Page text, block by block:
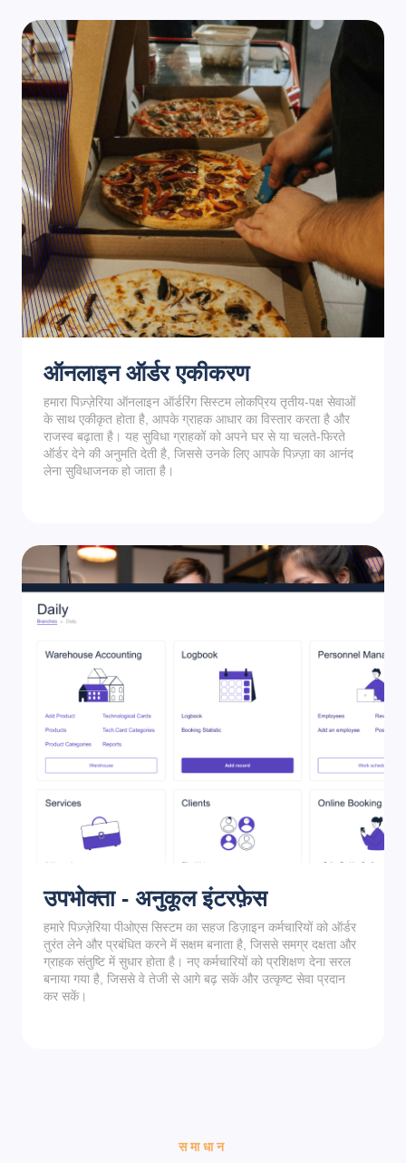
ऑनलाइन ऑर्डर एकीकरण
हमारा पिज़्ज़ेरिया ऑनलाइन ऑर्डरिंग सिस्टम लोकप्रिय तृतीय-पक्ष सेवाओं
के साथ एकीकृत होता है, आपके ग्राहक आधार का विस्तार करता है और
राजस्व बढ़ाता है। यह सुविधा ग्राहकों को अपने घर से या चलते-फिरते
ऑर्डर देने की अनुमति देती है, जिससे उनके लिए आपके पिज़्ज़ा का आनंद
लेना सुविधाजनक हो जाता है।
उपभोक्ता - अनुकूल इंटरफ़ेस
हमारे पिज़्ज़ेरिया पीओएस सिस्टम का सहज डिज़ाइन कर्मचारियों को ऑर्डर
तुरंत लेने और प्रबंधित करने में सक्षम बनाता है, जिससे समग्र दक्षता और
ग्राहक संतुष्टि में सुधार होता है। नए कर्मचारियों को प्रशिक्षण देना सरल
बनाया गया है, जिससे वे तेजी से आगे बढ़ सकें और उत्कृष्ट सेवा प्रदान
कर सकें।
समाधान